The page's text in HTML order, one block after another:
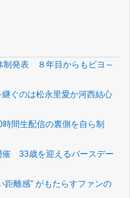
制発表 ８年目からもビヨ～
ぐのは松永里愛か河西結心
間生配信の裏側を自ら制
催 33歳を迎えるバースデー
離感” がもたらすファンの